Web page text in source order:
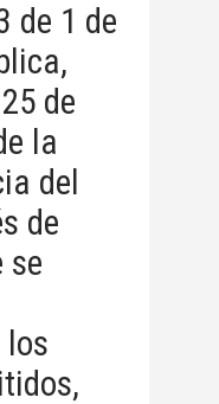
de 1 de
de
la
del
de
se
los